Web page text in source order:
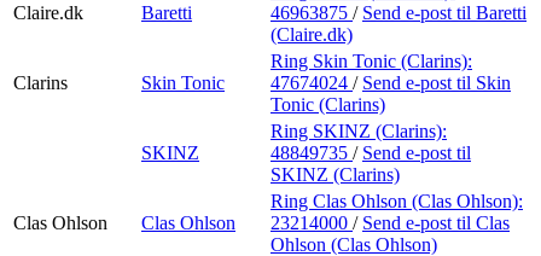
Claire.dk Baretti
46963875 / Send e-post til Baretti
(Claire.dk)
Clarins Skin Tonic
Ring Skin Tonic (Clarins):
47674024 / Send e-post til Skin
Tonic (Clarins)
SKINZ
Ring SKINZ (Clarins):
48849735 / Send e-post til
SKINZ (Clarins)
Clas Ohlson Clas Ohlson
Ring Clas Ohlson (Clas Ohlson):
23214000 / Send e-post til Clas
Ohlson (Clas Ohlson)